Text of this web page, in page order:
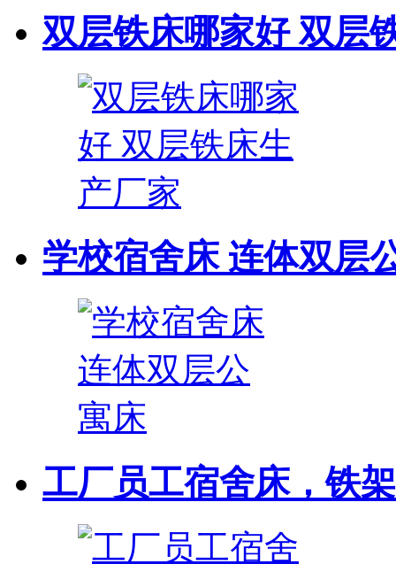
双层铁床哪家好 双层
学校宿舍床 连体双层
工厂员工宿舍床，铁